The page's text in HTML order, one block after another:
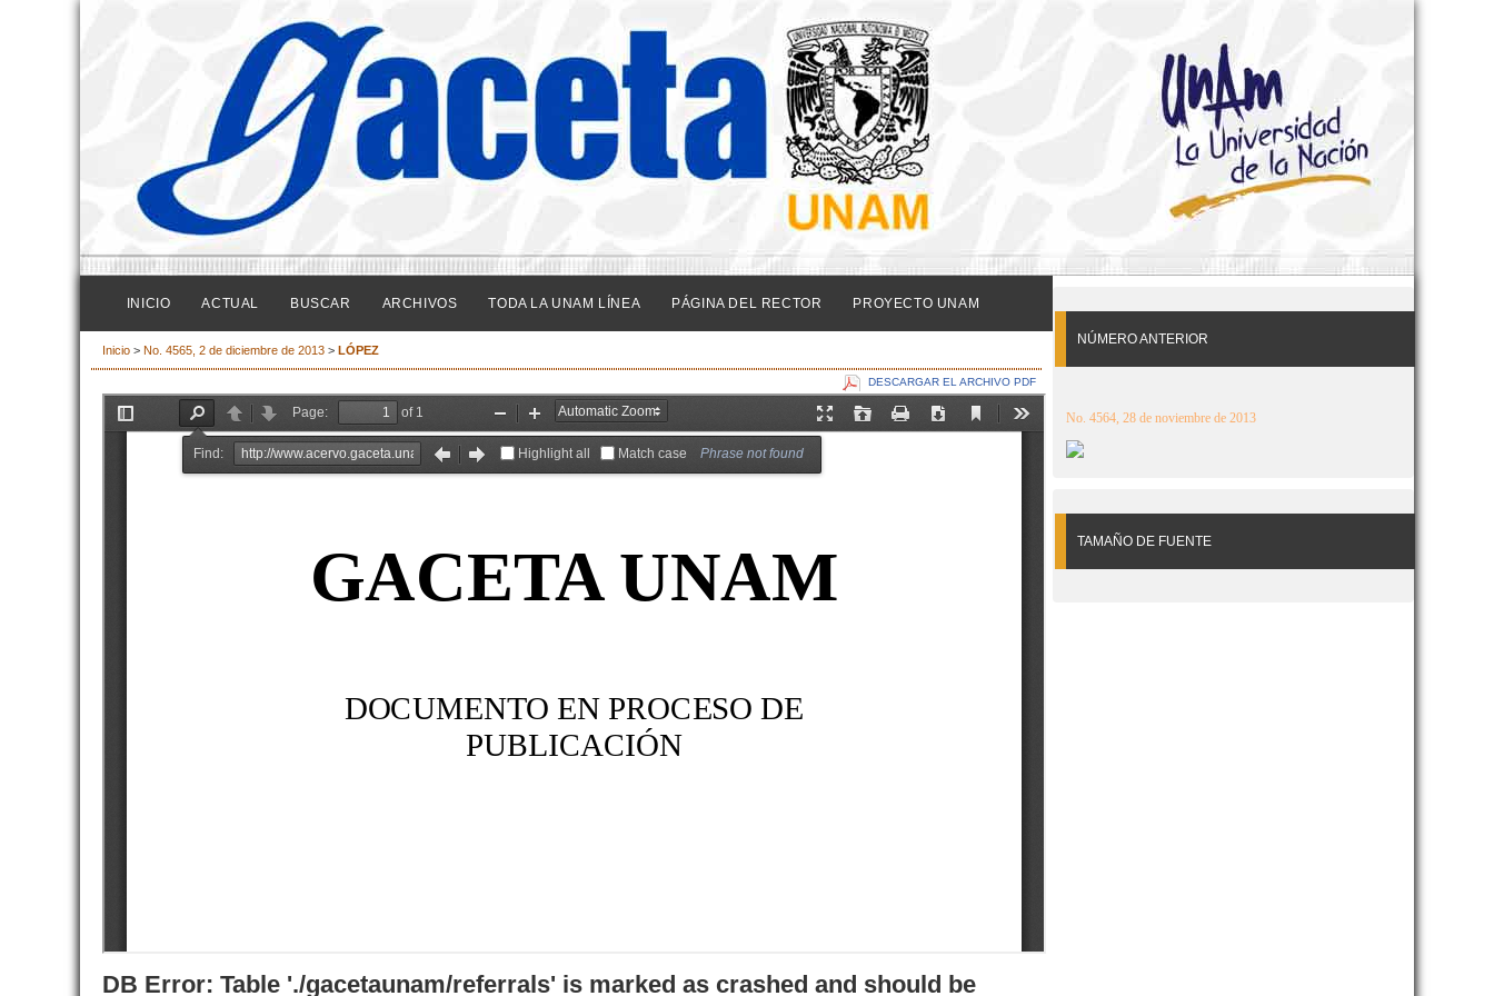
NÚMERO ANTERIOR
No. 4564, 28 de noviembre de 2013
TAMAÑO DE FUENTE
INICIO ACTUAL BUSCAR ARCHIVOS TODA LA UNAM LÍNEA PÁGINA DEL RECTOR PROYECTO UNAM
Inicio > No. 4565, 2 de diciembre de 2013 > LÓPEZ
DESCARGAR EL ARCHIVO PDF
DB Error: Table './gacetaunam/referrals' is marked as crashed and should be